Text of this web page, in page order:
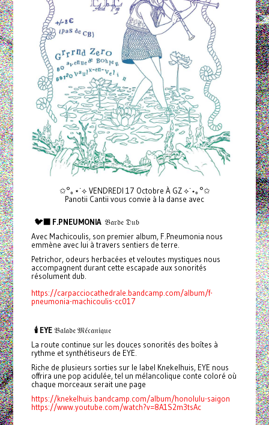
✩°｡⋆˙⟡ VENDREDI 17 Octobre À GZ ⟡˙⋆｡°✩
Panotii Cantii vous convie à la danse avec
🐦‍⬛ F.PNEUMONIA𝔅𝔞𝔯𝔡𝔢 𝔇𝔲𝔟
Avec Machicoulis, son premier album, F.Pneumonia nous
emmène avec lui à travers sentiers de terre.
Petrichor, odeurs herbacées et veloutes mystiques nous
accompagnent durant cette escapade aux sonorités
résolument dub.
https://carpacciocathedrale.bandcamp.com/album/f-
pneumonia-machicoulis-cc017
🕯️ EYE𝔅𝔞𝔩𝔞𝔡𝔢 𝔐𝔢́𝔠𝔞𝔫𝔦𝔮𝔲𝔢
La route continue sur les douces sonorités des boîtes à
rythme et synthétiseurs de EYE.
Riche de plusieurs sorties sur le label Knekelhuis, EYE nous
offrira une pop acidulée, tel un mélancolique conte coloré où
chaque morceaux serait une page
https://knekelhuis.bandcamp.com/album/honolulu-saigon
https://www.youtube.com/watch?v=8A1S2m3tsAc